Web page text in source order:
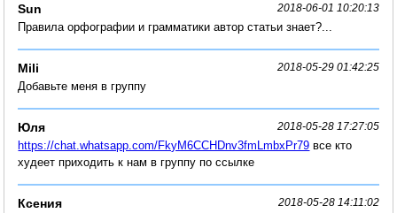
Sun 2018-06-01 10:20:13
Правила орфографии и грамматики автор статьи знает?...
Mili 2018-05-29 01:42:25
Добавьте меня в группу
Юля 2018-05-28 17:27:05
https://chat.whatsapp.com/FkyM6CCHDnv3fmLmbxPr79 все кто
худеет приходить к нам в группу по ссылке
Ксения 2018-05-28 14:11:02